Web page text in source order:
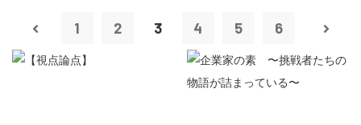
1 2 3 4 5 6